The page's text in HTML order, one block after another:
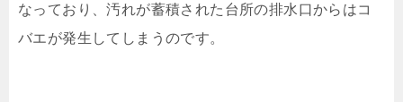
なっており、汚れが蓄積された台所の排水口からはコ
バエが発生してしまうのです。